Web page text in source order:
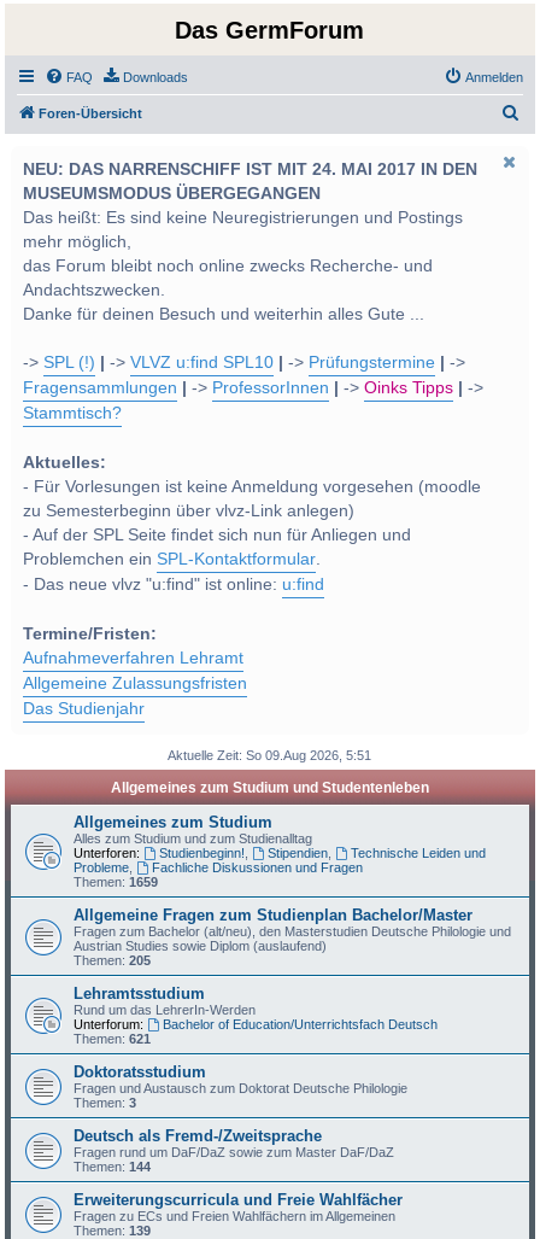
Das GermForum
FAQ Downloads Anmelden
Foren-Übersicht
NEU: DAS NARRENSCHIFF IST MIT 24. MAI 2017 IN DEN
MUSEUMSMODUS ÜBERGEGANGEN
Das heißt: Es sind keine Neuregistrierungen und Postings
mehr möglich,
das Forum bleibt noch online zwecks Recherche- und
Andachtszwecken.
Danke für deinen Besuch und weiterhin alles Gute ...
->SPL (!) ->VLVZ u:find SPL10 -> Prüfungstermine
->
Fragensammlungen
-> ProfessorInnen ->Oinks Tipps
->
Stammtisch?
Aktuelles:
- Für Vorlesungen ist keine Anmeldung vorgesehen (moodle
zu Semesterbeginn über vlvz-Link anlegen)
- Auf der SPL Seite findet sich nun für Anliegen und
Problemchen einSPL-Kontaktformular.
- Das neue vlvz "u:find" ist online: u:find
Termine/Fristen:
Aufnahmeverfahren Lehramt
Allgemeine Zulassungsfristen
Das Studienjahr
Aktuelle Zeit: So 09.Aug 2026, 5:51
Allgemeines zum Studium und Studentenleben
Allgemeines zum Studium
Alles zum Studium und zum Studienalltag
Unterforen:
Studienbeginn! Stipendien
Technische Leiden und
Probleme
Fachliche Diskussionen und Fragen
Themen:1659
Allgemeine Fragen zum Studienplan Bachelor/Master
Fragen zum Bachelor (alt/neu), den Masterstudien Deutsche Philologie und
Austrian Studies sowie Diplom (auslaufend)
Themen:205
Lehramtsstudium
Rund um das LehrerIn-Werden
Unterforum:
Bachelor of Education/Unterrichtsfach Deutsch
Themen:621
Doktoratsstudium
Fragen und Austausch zum Doktorat Deutsche Philologie
Themen:3
Deutsch als Fremd-/Zweitsprache
Fragen rund um DaF/DaZ sowie zum Master DaF/DaZ
Themen:144
Erweiterungscurricula und Freie Wahlfächer
Fragen zu ECs und Freien Wahlfächern im Allgemeinen
Themen:139